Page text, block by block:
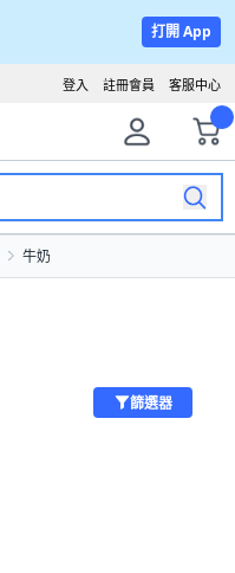
打開 App
客服中心
註冊會員
登入
牛奶
篩選器